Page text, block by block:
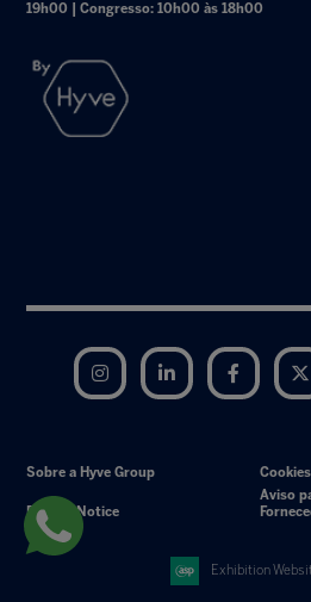
19h00 | Congresso: 10h00 às 18h00
Instagram LinkedIn Facebook
Sobre a Hyve Group Cookies
Privacy Notice
Aviso
Exhibition